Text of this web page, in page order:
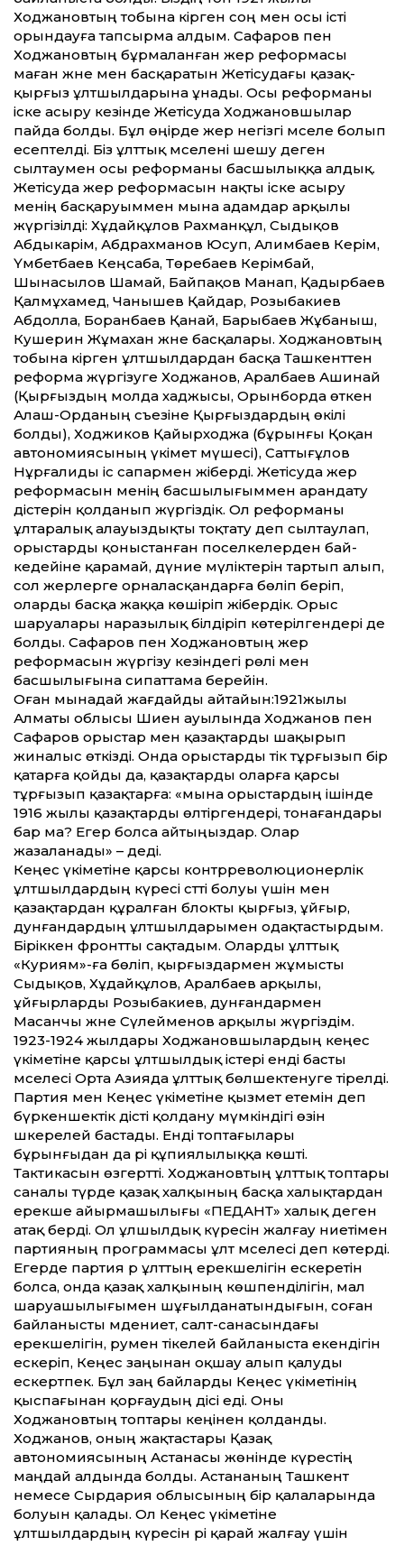
Ходжановтың тобына кірген соң мен осы істі
орындауға тапсырма алдым. Сафаров пен
Ходжановтың бұрмаланған жер реформасы
маған және мен басқаратын Жетісудағы қазақ-
қырғыз ұлтшылдарына ұнады. Осы реформаны
іске асыру кезінде Жетісуда Ходжановшылар
пайда болды. Бұл өңірде жер негізгі мәселе болып
есептелді. Біз ұлттық мәселені шешу деген
сылтаумен осы реформаны басшылыққа алдық.
Жетісуда жер реформасын нақты іске асыру
менің басқаруыммен мына адамдар арқылы
жүргізілді: Хұдайқұлов Рахманқұл, Сыдықов
Абдыкарім, Абдрахманов Юсуп, Алимбаев Керім,
Үмбетбаев Кеңсаба, Төребаев Керімбай,
Шынасылов Шамай, Байпақов Манап, Қадырбаев
Қалмұхамед, Чанышев Қайдар, Розыбакиев
Абдолла, Боранбаев Қанай, Барыбаев Жұбаныш,
Кушерин Жұмахан және басқалары. Ходжановтың
тобына кірген ұлтшылдардан басқа Ташкенттен
реформа жүргізуге Ходжанов, Аралбаев Ашинай
(Қырғыздың молда хаджысы, Орынборда өткен
Алаш-Орданың съезіне Қырғыздардың өкілі
болды), Ходжиков Қайырходжа (бұрынғы Қоқан
автономиясының үкімет мүшесі), Саттығұлов
Нұрғалиды іс сапармен жіберді. Жетісуда жер
реформасын менің басшылығыммен арандату
әдістерін қолданып жүргіздік. Ол реформаны
ұлтаралық алауыздықты тоқтату деп сылтаулап,
орыстарды қоныстанған поселкелерден бай-
кедейіне қарамай, дүние мүліктерін тартып алып,
сол жерлерге орналасқандарға бөліп беріп,
оларды басқа жаққа көшіріп жібердік. Орыс
шаруалары наразылық білдіріп көтерілгендері де
болды. Сафаров пен Ходжановтың жер
реформасын жүргізу кезіндегі рөлі мен
басшылығына сипаттама берейін.
Оған мынадай жағдайды айтайын:1921жылы
Алматы облысы Шиен ауылында Ходжанов пен
Сафаров орыстар мен қазақтарды шақырып
жиналыс өткізді. Онда орыстарды тік тұрғызып бір
қатарға қойды да, қазақтарды оларға қарсы
тұрғызып қазақтарға: «мына орыстардың ішінде
1916 жылы қазақтарды өлтіргендері, тонағандары
бар ма? Егер болса айтыңыздар. Олар
жазаланады» – деді.
Кеңес үкіметіне қарсы контрреволюционерлік
ұлтшылдардың күресі сәтті болуы үшін мен
қазақтардан құралған блокты қырғыз, ұйғыр,
дунғандардың ұлтшылдарымен одақтастырдым.
Біріккен фронтты сақтадым. Оларды ұлттық
«Куриям»-ға бөліп, қырғыздармен жұмысты
Сыдықов, Хұдайқұлов, Аралбаев арқылы,
ұйғырларды Розыбакиев, дунғандармен
Масанчы және Сүлейменов арқылы жүргіздім.
1923-1924 жылдары Ходжановшылардың кеңес
үкіметіне қарсы ұлтшылдық істері енді басты
мәселесі Орта Азияда ұлттық бөлшектенуге тірелді.
Партия мен Кеңес үкіметіне қызмет етемін деп
бүркеншектік әдісті қолдану мүмкіндігі өзін
әшкерелей бастады. Енді топтағылары
бұрынғыдан да әрі құпиялылыққа көшті.
Тактикасын өзгертті. Ходжановтың ұлттық топтары
саналы түрде қазақ халқының басқа халықтардан
ерекше айырмашылығы «ПЕДАНТ» халық деген
атақ берді. Ол ұлшылдық күресін жалғау ниетімен
партияның программасы ұлт мәселесі деп көтерді.
Егерде партия әр ұлттың ерекшелігін ескеретін
болса, онда қазақ халқының көшпенділігін, мал
шаруашылығымен шұғылданатындығын, соған
байланысты мәдениет, салт-санасындағы
ерекшелігін, румен тікелей байланыста екендігін
ескеріп, Кеңес заңынан оқшау алып қалуды
ескертпек. Бұл заң байларды Кеңес үкіметінің
қыспағынан қорғаудың әдісі еді. Оны
Ходжановтың топтары кеңінен қолданды.
Ходжанов, оның жақтастары Қазақ
автономиясының Астанасы жөнінде күрестің
маңдай алдында болды. Астананың Ташкент
немесе Сырдария облысының бір қалаларында
болуын қалады. Ол Кеңес үкіметіне
ұлтшылдардың күресін әрі қарай жалғау үшін